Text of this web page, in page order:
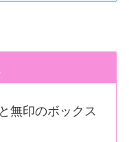
無印のボックス